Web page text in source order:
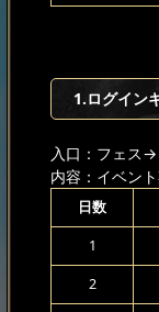
1.ログイン
入口：フェス→
内容：イベン
日数
1
2